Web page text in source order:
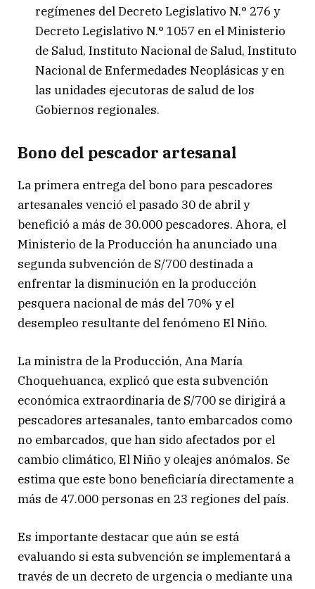
regímenes del Decreto Legislativo N.° 276 y
Decreto Legislativo N.° 1057 en el Ministerio
de Salud, Instituto Nacional de Salud, Instituto
Nacional de Enfermedades Neoplásicas y en
las unidades ejecutoras de salud de los
Gobiernos regionales.
Bono del pescador artesanal
La primera entrega del bono para pescadores
artesanales venció el pasado 30 de abril y
benefició a más de 30.000 pescadores. Ahora, el
Ministerio de la Producción ha anunciado una
segunda subvención de S/700 destinada a
enfrentar la disminución en la producción
pesquera nacional de más del 70% y el
desempleo resultante del fenómeno El Niño.
La ministra de la Producción, Ana María
Choquehuanca, explicó que esta subvención
económica extraordinaria de S/700 se dirigirá a
pescadores artesanales, tanto embarcados como
no embarcados, que han sido afectados por el
cambio climático, El Niño y oleajes anómalos. Se
estima que este bono beneficiaría directamente a
más de 47.000 personas en 23 regiones del país.
Es importante destacar que aún se está
evaluando si esta subvención se implementará a
través de un decreto de urgencia o mediante una